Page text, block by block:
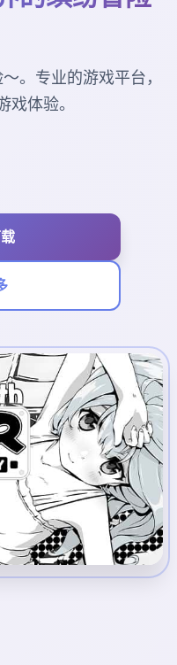
。专业的游戏平台，
戏体验。